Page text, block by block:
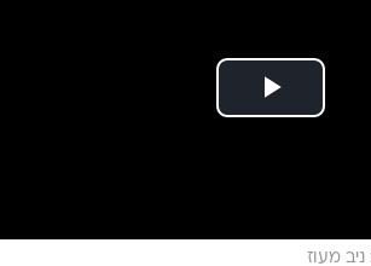
ניב מעוז